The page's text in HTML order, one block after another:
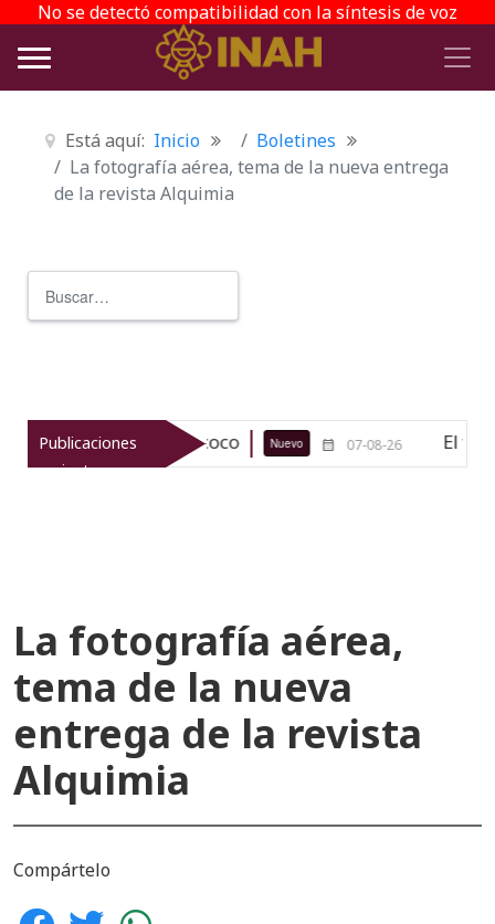
No se detectó compatibilidad con la síntesis de voz
Está aquí: Inicio
Boletines
La fotografía aérea, tema de la nueva entrega
de la revista Alquimia
Publicaciones
recientes
de Texcoco Nuevo 07-08-26 El viaje del
La fotografía aérea,
tema de la nueva
entrega de la revista
Alquimia
Compártelo